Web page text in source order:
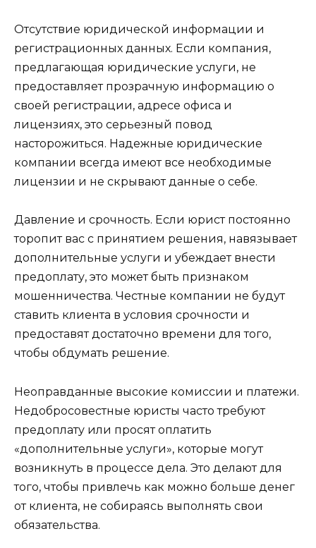
Отсутствие юридической информации и
регистрационных данных. Если компания,
предлагающая юридические услуги, не
предоставляет прозрачную информацию о
своей регистрации, адресе офиса и
лицензиях, это серьезный повод
насторожиться. Надежные юридические
компании всегда имеют все необходимые
лицензии и не скрывают данные о себе.
Давление и срочность. Если юрист постоянно
торопит вас с принятием решения, навязывает
дополнительные услуги и убеждает внести
предоплату, это может быть признаком
мошенничества. Честные компании не будут
ставить клиента в условия срочности и
предоставят достаточно времени для того,
чтобы обдумать решение.
Неоправданные высокие комиссии и платежи.
Недобросовестные юристы часто требуют
предоплату или просят оплатить
«дополнительные услуги», которые могут
возникнуть в процессе дела. Это делают для
того, чтобы привлечь как можно больше денег
от клиента, не собираясь выполнять свои
обязательства.